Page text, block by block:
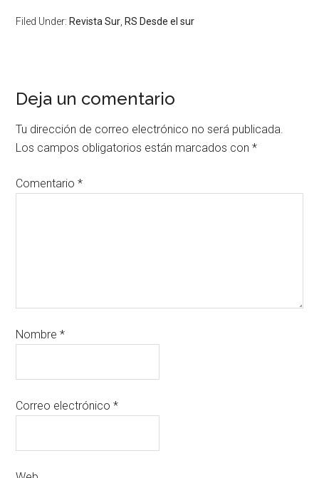
Filed Under: Revista Sur RS Desde el sur
Deja un comentario
Tu dirección de correo electrónico no será publicada.
Los campos obligatorios están marcados con*
Comentario*
Nombre*
Correo electrónico*